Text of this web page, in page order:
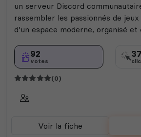
un serveur Discord
rassembler les passionnés de
d’un espace moderne, organisé et
92
votes
37
(0)
Voir la fiche